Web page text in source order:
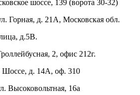
шоссе, 139 (ворота 30-32)
Горная, д. 21А, Московская обл.
д.5В.
2, офис 212г.
Шоссе, д. 14А, оф. 310
Высоковольтная, 16а